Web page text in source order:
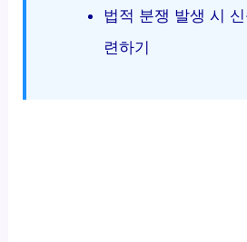
법적 분쟁 발생 시
련하기